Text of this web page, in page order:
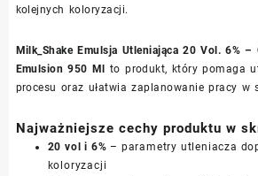
kolejnych koloryzacji.
Milk_Shake Emulsja Utleniająca 20 Vol. 6% –
Emulsion 950 Ml to produkt, który pomaga
procesu oraz ułatwia zaplanowanie pracy w
Najważniejsze cechy produktu w
20 vol i 6% – parametry utleniacza
koloryzacji